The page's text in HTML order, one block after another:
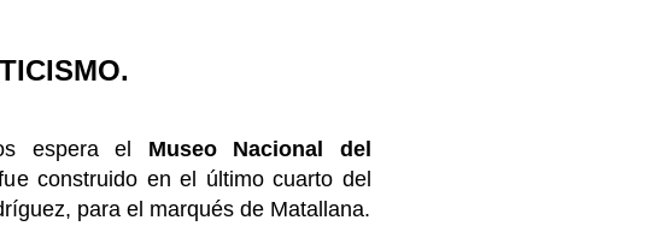
espera el Museo Nacional del
construido en el último cuarto del
para el marqués de Matallana.